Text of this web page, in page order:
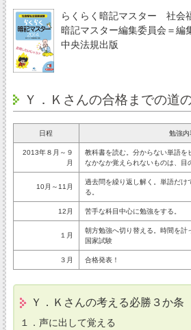
らくらく暗記マスター 社会
暗記マスター編集委員会＝編
中央法規出版
Ｙ．Ｋさんの合格までの道
日程 勉強内
2013年８月～９
月
教科書を読む。分からない単語を
なかなか覚えられないものは、目
10月～11月
過去問を繰り返し解く。単語だけ
る。
12月 苦手な科目中心に勉強をする。
１月
朝方勉強へ切り替える。時間を計
国家試験
３月 合格発表！
Ｙ．Ｋさんの考える必勝３か条
１．声に出して覚える